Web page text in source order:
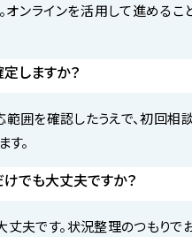
オンラインを活用して進めるこ
しますか？
囲を確認したうえで、初回相
す。
でも大丈夫ですか？
丈夫です。状況整理のつもりで